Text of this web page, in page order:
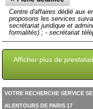
Centre d'affaires dédié aux
proposons les services
secrétariat juridique et
formalités) ; - secrétariat
Afficher plus de
VOTRE RECHERCHE SERVICE
ALENTOURS DE PARIS 17